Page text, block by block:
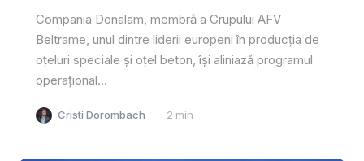
Compania Donalam, membră a Grupului AFV
Beltrame, unul dintre liderii europeni în producția de
oțeluri speciale și oțel beton, își aliniază programul
operațional...
Cristi Dorombach 2 min